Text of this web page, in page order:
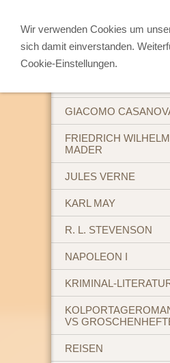
ABENTEUERBÜCHER
GIACOMO
FRIEDRICH WILHELM
MADER
JULES VERNE
KARL MAY
R. L. STEVENSON
NAPOLEON I
KRIMINAL-
VS
REISEN
Wir verwenden Cookies um
sich damit einverstanden.
Cookie-Einstellungen.